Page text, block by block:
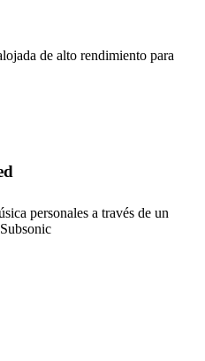
de alto rendimiento para
personales a través de un